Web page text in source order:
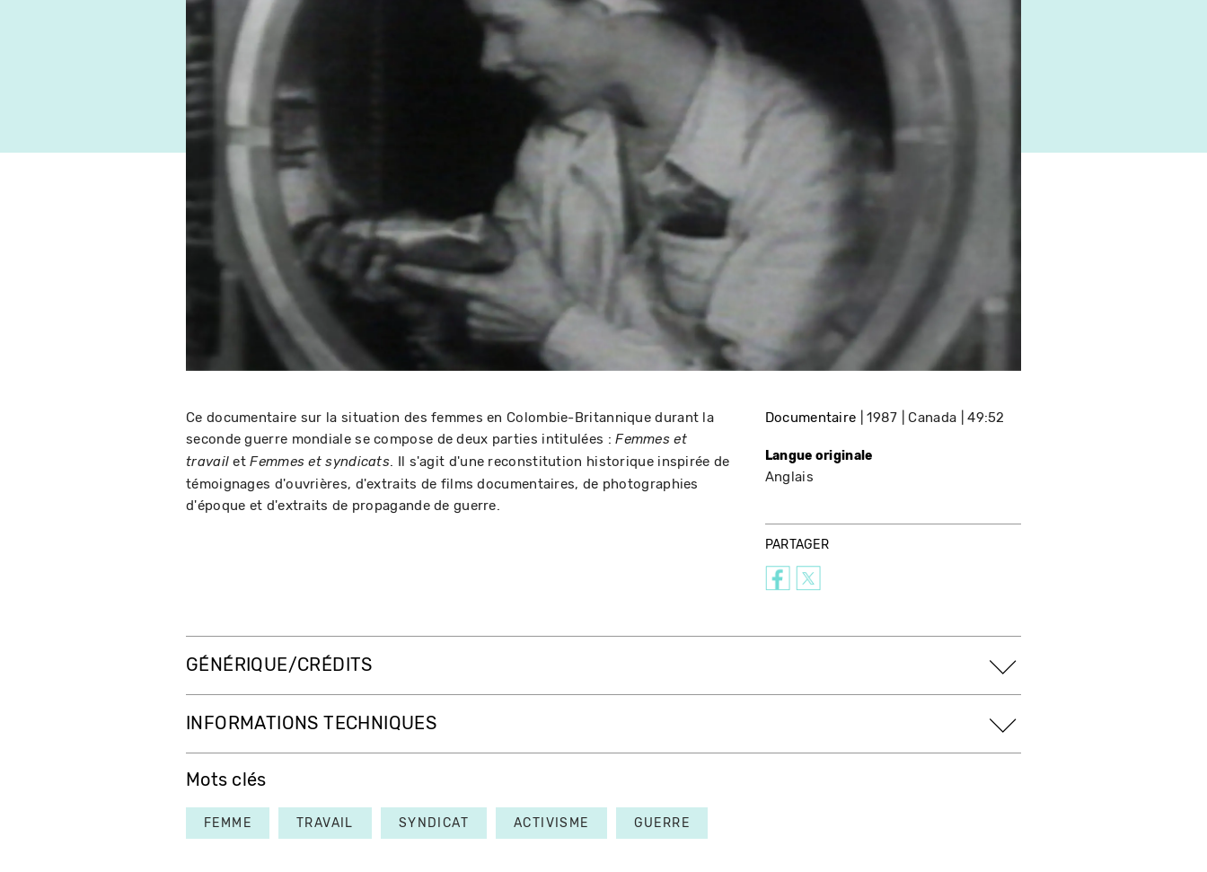
Ce documentaire sur la situation des femmes en Colombie-Britannique durant la
seconde guerre mondiale se compose de deux parties intitulées :Femmes et
travail etFemmes et syndicats. Il s'agit d'une reconstitution historique inspirée de
témoignages d'ouvrières, d'extraits de films documentaires, de photographies
d'époque et d'extraits de propagande de guerre.
Documentaire 1987 Canada 49:52
Langue originale
Anglais
PARTAGER
GÉNÉRIQUE/CRÉDITS
INFORMATIONS TECHNIQUES
Mots clés
FEMME TRAVAIL SYNDICAT ACTIVISME GUERRE